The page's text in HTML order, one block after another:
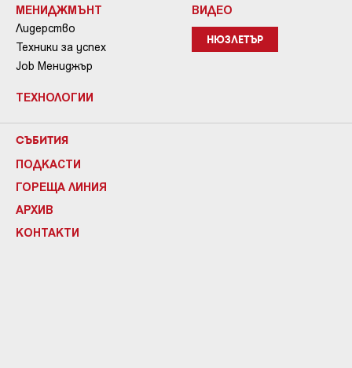
МЕНИДЖМЪНТ
Лидерство
Техники за успех
Job Мениджър
ТЕХНОЛОГИИ
ВИДЕО
НЮЗЛЕТЪР
СЪБИТИЯ
ПОДКАСТИ
ГОРЕЩА ЛИНИЯ
АРХИВ
КОНТАКТИ